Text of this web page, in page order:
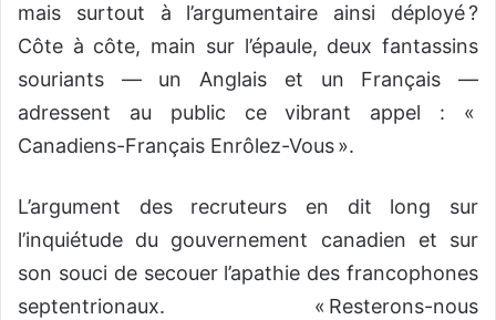
mais surtout à l’argumentaire ainsi déployé ?
Côte à côte, main sur l’épaule, deux fantassins
souriants — un Anglais et un Français —
adressent au public ce vibrant appel : «
Canadiens-Français Enrôlez-Vous ».
L’argument des recruteurs en dit long sur
l’inquiétude du gouvernement canadien et sur
son souci de secouer l’apathie des francophones
septentrionaux. « Resterons-nous